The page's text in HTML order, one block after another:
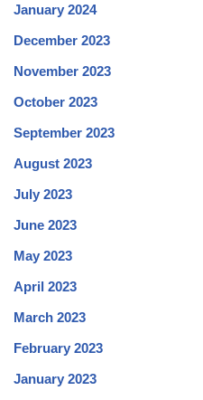
January 2024
December 2023
November 2023
October 2023
September 2023
August 2023
July 2023
June 2023
May 2023
April 2023
March 2023
February 2023
January 2023